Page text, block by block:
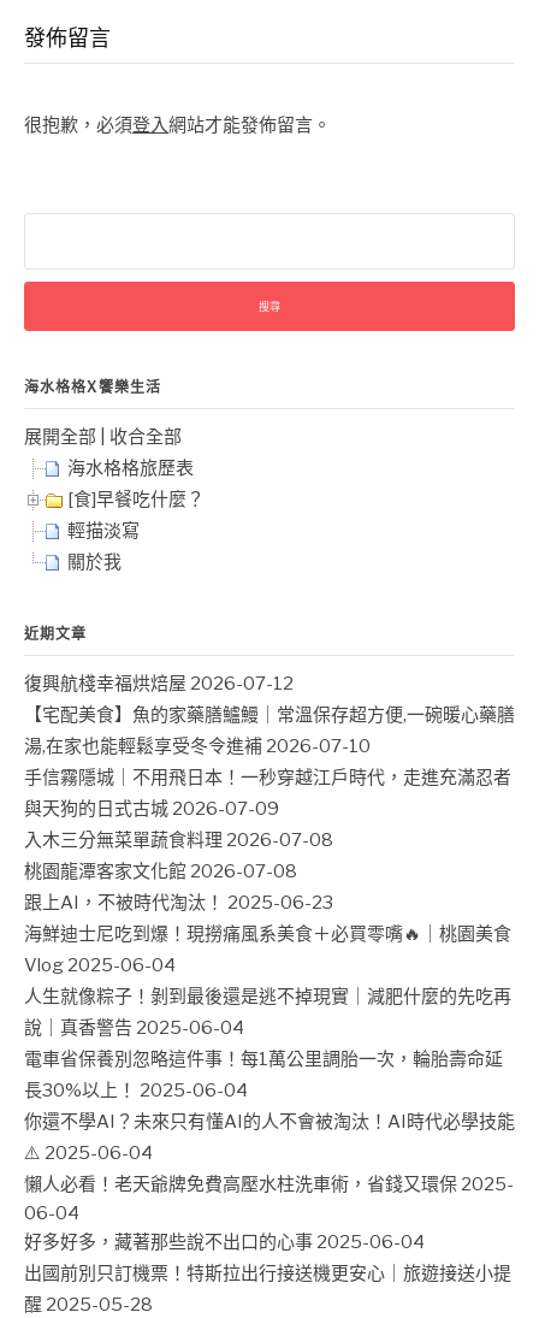
發佈留言
很抱歉，必須登入網站才能發佈留言。
關
字:
海水格格X饗樂生活
展開全部
收合全部
海水格格旅歷表
[食]早餐吃什麼？
輕描淡寫
關於我
近期文章
復興航棧幸福烘焙屋 2026-07-12
【宅配美食】魚的家藥膳鱸鰻｜常溫保存超方便,一碗暖心藥膳
湯,在家也能輕鬆享受冬令進補 2026-07-10
手信霧隱城｜不用飛日本！一秒穿越江戶時代，走進充滿忍者
與天狗的日式古城 2026-07-09
入木三分無菜單蔬食料理 2026-07-08
桃園龍潭客家文化館 2026-07-08
跟上AI，不被時代淘汰！ 2025-06-23
海鮮迪士尼吃到爆！現撈痛風系美食＋必買零嘴🔥｜桃園美食
Vlog 2025-06-04
人生就像粽子！剝到最後還是逃不掉現實｜減肥什麼的先吃再
說｜真香警告 2025-06-04
電車省保養別忽略這件事！每1萬公里調胎一次，輪胎壽命延
長30%以上！ 2025-06-04
你還不學AI？未來只有懂AI的人不會被淘汰！AI時代必學技能
⚠️ 2025-06-04
懶人必看！老天爺牌免費高壓水柱洗車術，省錢又環保 2025-
06-04
好多好多，藏著那些說不出口的心事 2025-06-04
出國前別只訂機票！特斯拉出行接送機更安心｜旅遊接送小提
醒 2025-05-28